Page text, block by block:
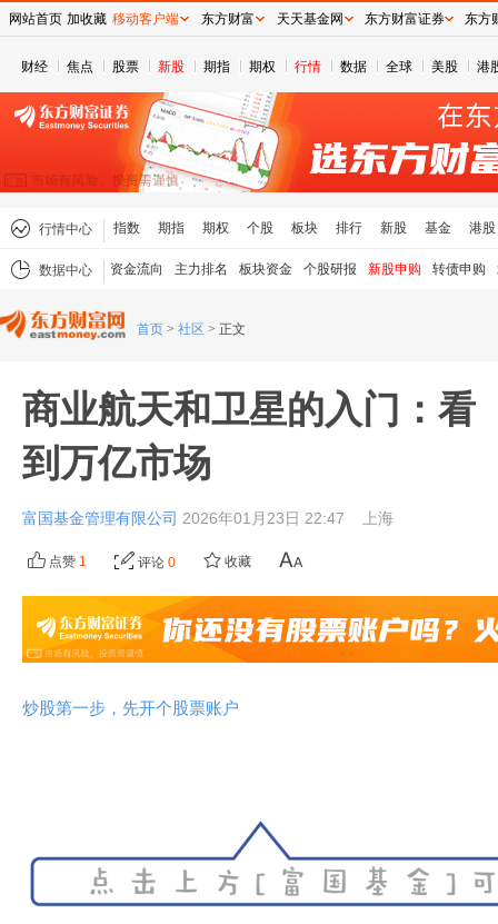
财经 焦点 股票 新股 期指 期权 行情 数据 全球 美股 港
行情中心 指数 期指 期权 个股 板块 排行 新股 基金 港股
数据中心 资金流向 主力排名 板块资金 个股研报 新股申购 转债申购
首页 > 社区 > 正文
商业航天和卫星的入门：看
到万亿市场
富国基金管理有限公司 2026年01月23日 22:47 上海
点赞 1 评论 0 收藏
炒股第一步，先开个股票账户
网站首页 加收藏 移动客户端 东方财富 天天基金网 东方财富证券 东方